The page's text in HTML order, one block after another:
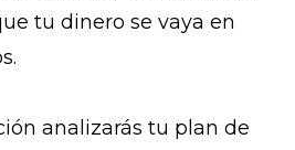
tu dinero se vaya en
analizarás tu plan de